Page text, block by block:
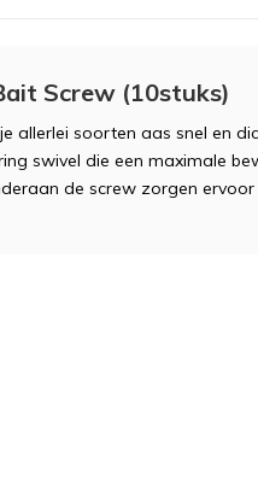
Screw (10stuks)
allerlei soorten aas snel en
swivel die een maximale
de screw zorgen